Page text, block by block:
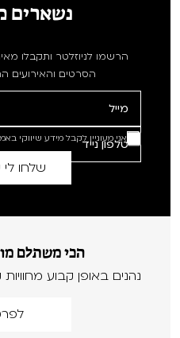
נשארים
הרשמו לניוזלטר ותקבלו
הסרטים והאירועים
אני מעוניין לקבל מידע שיווקי
הכי משתלם
נהנים באופן קבוע מחוויות